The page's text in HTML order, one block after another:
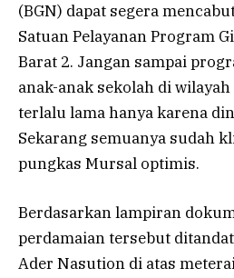
(BGN) dapat segera
Satuan Pelayanan Program
Barat 2. Jangan sampai
anak-anak sekolah di
terlalu lama hanya karena
Sekarang semuanya sudah
pungkas Mursal optimis.
Berdasarkan lampiran
perdamaian tersebut
Ader Nasution di atas